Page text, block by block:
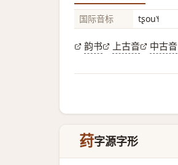
国际音标 tʂou˥˧
韵书 上古音 中古音
荮字源字形